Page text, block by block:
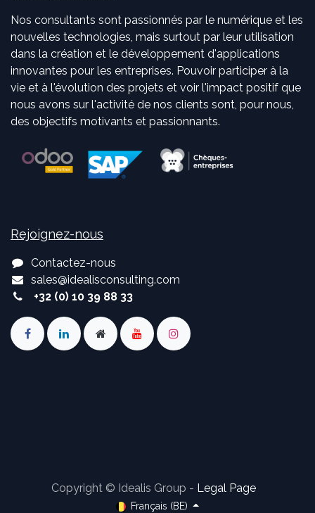
Nos consultants sont passionnés par le numérique et les
nouvelles technologies, mais surtout par leur utilisation
dans la création et le développement d'applications
innovantes pour les entreprises. Pouvoir participer à la
vie et à l'évolution des projets et voir l'impact positif que
nous avons sur l'activité de nos clients sont, pour nous,
des objectifs motivants et passionnants.
Rejoignez-nous
Contactez-nous
sales@idealisconsulting.com
+32 (0) 10 39 88 33
Copyright © Idealis Group - Legal Page
Français (BE)